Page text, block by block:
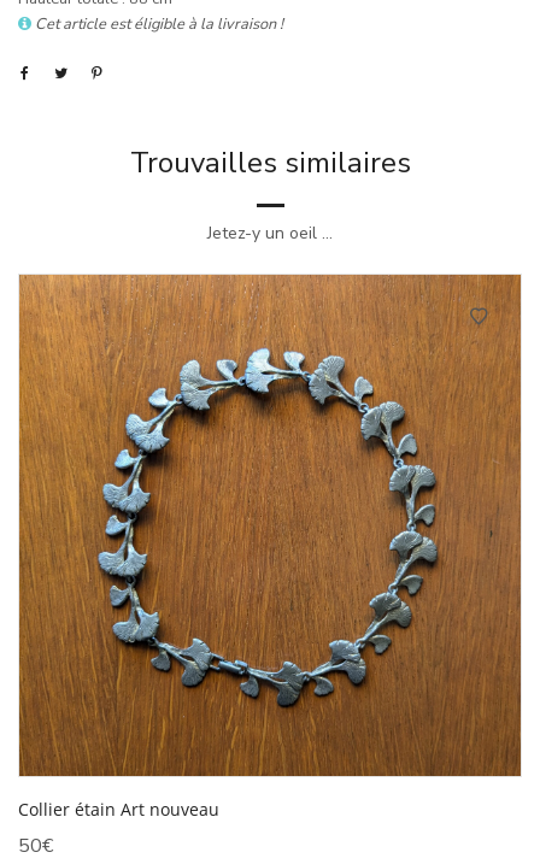
Cet article est éligible à la livraison !
Trouvailles similaires
Jetez-y un oeil ...
Collier étain Art nouveau
50€